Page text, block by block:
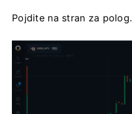
Pojdite na stran za polog.